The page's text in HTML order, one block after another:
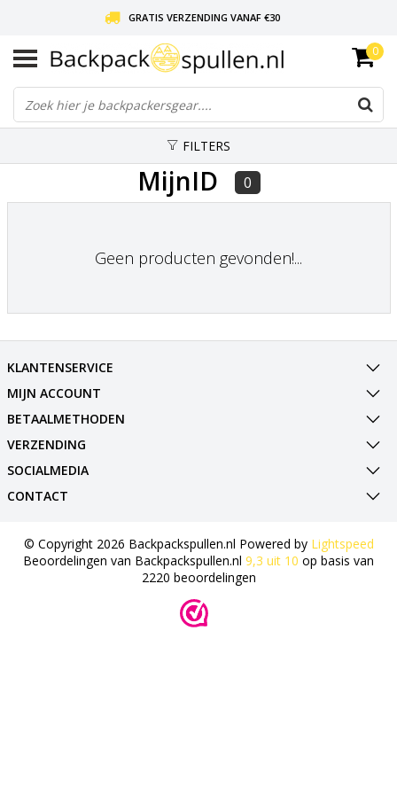
GRATIS VERZENDING VANAF €30
LIEFDE VOOR BACKPACKEN!
30 DAGEN GRATIS RETOUR
0
FILTERS
MijnID 0
Geen producten gevonden!...
KLANTENSERVICE
MIJN ACCOUNT
BETAALMETHODEN
VERZENDING
SOCIALMEDIA
CONTACT
© Copyright 2026 Backpackspullen.nl Powered by Lightspeed
Beoordelingen van Backpackspullen.nl 9,3 uit 10 op basis van
2220 beoordelingen